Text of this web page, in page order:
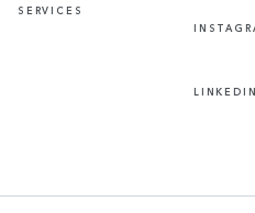
SERVICES